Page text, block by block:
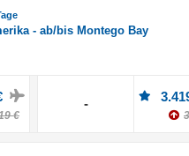
- ab/bis Montego Bay
€
-